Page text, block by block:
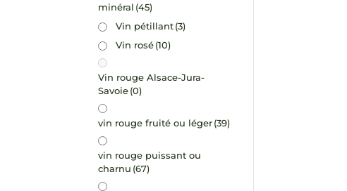
minéral (45)
Vin pétillant(3)
Vin rosé(10)
Vin rouge Alsace-Jura-
Savoie(0)
vin rouge fruité ou léger(39)
vin rouge puissant ou
charnu (67)